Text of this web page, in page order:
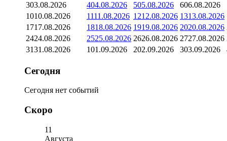
303.08.2026 404.08.2026 505.08.2026 606.08.2026
1010.08.2026 1111.08.2026 1212.08.2026 1313.08.2026
1717.08.2026 1818.08.2026 1919.08.2026 2020.08.2026
2424.08.2026 2525.08.2026 2626.08.2026 2727.08.2026
3131.08.2026 101.09.2026 202.09.2026 303.09.2026
Сегодня
Сегодня нет событий
Скоро
11
Августа